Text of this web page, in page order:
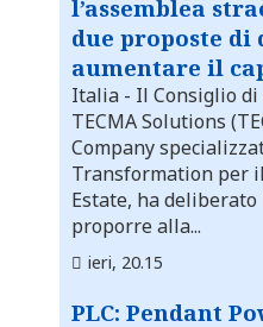
l’assemblea
due proposte di
aumentare il
Italia - Il Consiglio
TECMA Solutions
Company
Transformation per
Estate, ha
proporre alla...
ieri, 20.15
PLC: Pendant